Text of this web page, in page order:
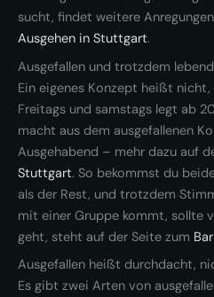
sucht, findet weitere
Ausgehen in Stuttgart.
Ausgefallen und trotzdem
Ein eigenes Konzept heißt nicht,
Freitags und samstags legt ab
macht aus dem ausgefallenen
Ausgehabend – mehr dazu auf
Stuttgart. So bekommst du
als der Rest, und trotzdem
mit einer Gruppe kommt, sollte
geht, steht auf der Seite zum
Ausgefallen heißt durchdacht,
Es gibt zwei Arten von